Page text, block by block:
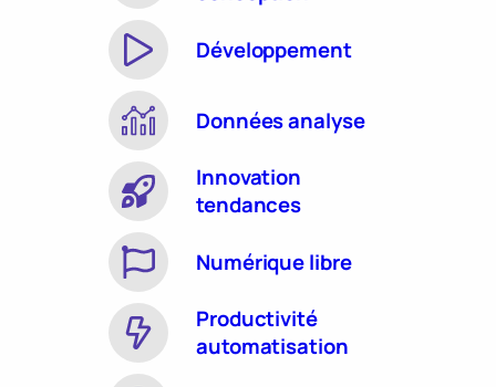
Développement
Données analyse
Innovation
tendances
Numérique libre
Productivité
automatisation